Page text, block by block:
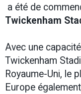
a été de
Twickenham
Avec une
Twickenham
Royaume-Uni, le
Europe